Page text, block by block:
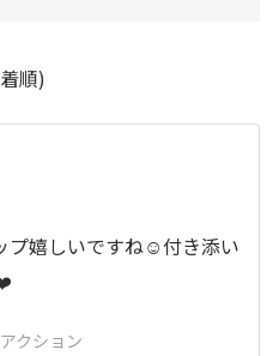
順)
プ嬉しいですね☺️付き添い
クション